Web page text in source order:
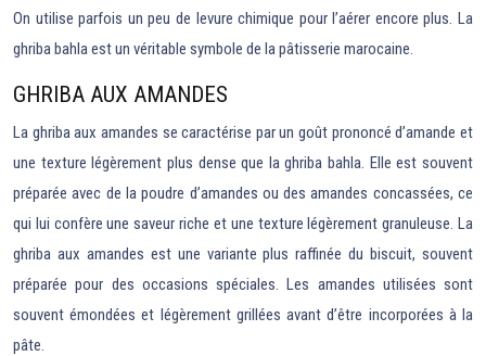
On utilise parfois un peu de levure chimique pour l’aérer encore plus. La
ghriba bahla est un véritable symbole de la pâtisserie marocaine.
GHRIBA AUX AMANDES
La ghriba aux amandes se caractérise par un goût prononcé d’amande et
une texture légèrement plus dense que la ghriba bahla. Elle est souvent
préparée avec de la poudre d’amandes ou des amandes concassées, ce
qui lui confère une saveur riche et une texture légèrement granuleuse. La
ghriba aux amandes est une variante plus raffinée du biscuit, souvent
préparée pour des occasions spéciales. Les amandes utilisées sont
souvent émondées et légèrement grillées avant d’être incorporées à la
pâte.